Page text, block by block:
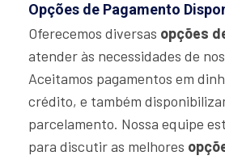
Opções de Pagamento
Oferecemos diversas opções
atender às necessidades de
Aceitamos pagamentos em
crédito, e também
parcelamento. Nossa equipe
para discutir as melhores